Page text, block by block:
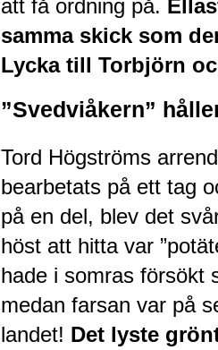
att få ordning på.
samma skick som
Lycka till Torbjörn
”Svedviåkern”
Tord Högströms
bearbetats på ett tag
på en del, blev det
höst att hitta var
hade i somras försökt
medan farsan var på
landet! Det lyste